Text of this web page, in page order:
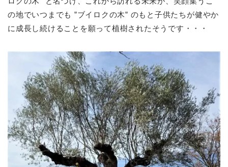
の地でいつまでも ”ブイロクの木” のもと子供たちが健やか
に成長し続けることを願って植樹されたそうです・・・